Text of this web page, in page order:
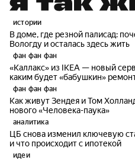
истории
В доме, где резной палисад:
Вологду и осталась здесь жить
фан фан фан
«Каллакс» из IKEA — новый
каким будет «бабушкин»
фан фан фан
Как живут Зендея и Том
нового «Человека-паука»
аналитика
ЦБ снова изменил ключевую
и что происходит с ипотекой
идеи